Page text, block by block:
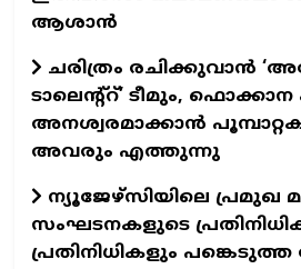
ആശാൻ
ചരിത്രം രചിക്കുവാൻ
ടാലെന്റ്റ്’ ടീമും,
അനശ്വരമാക്കാൻ
അവരും എത്തുന്നു
ന്യൂജേഴ്സിയിലെ പ്രമുഖ
സംഘടനകളുടെ
പ്രതിനിധികളും പങ്കെടുത്ത